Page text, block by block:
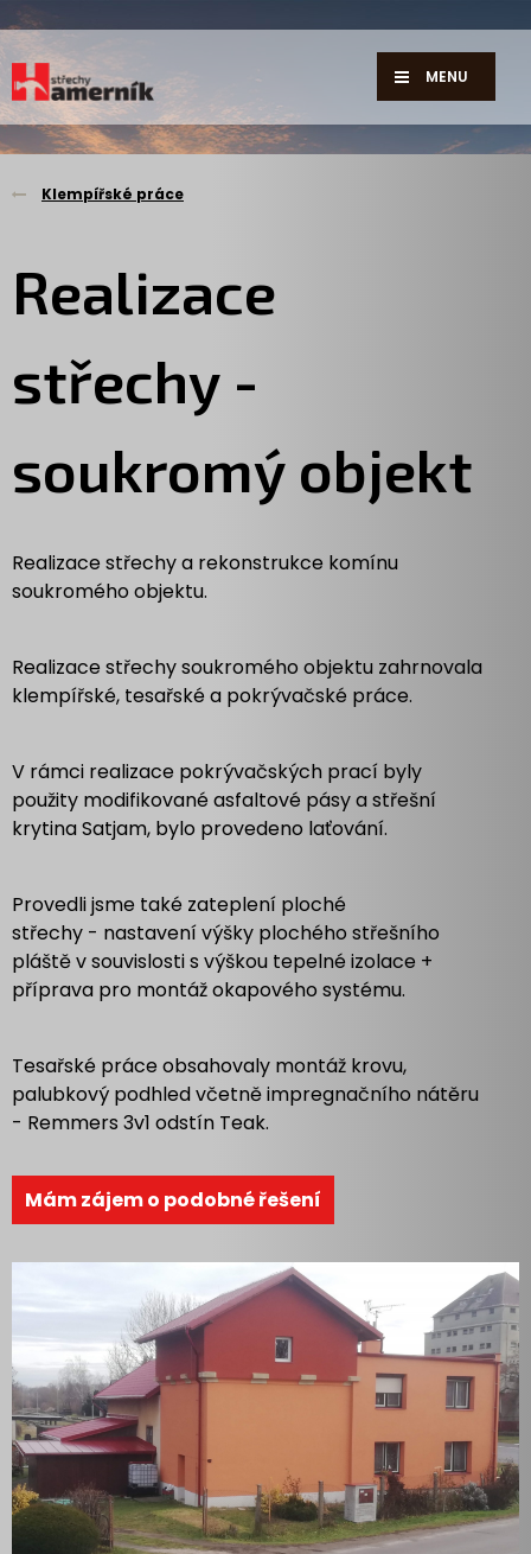
MENU
Klempířské práce
Realizace
střechy -
soukromý objekt
Realizace střechy a rekonstrukce komínu
soukromého objektu.
Realizace střechy soukromého objektu zahrnovala
klempířské, tesařské a pokrývačské práce.
V rámci realizace pokrývačských prací byly
použity modifikované asfaltové pásy a střešní
krytina Satjam, bylo provedeno laťování.
Provedli jsme také zateplení ploché
střechy - nastavení výšky plochého střešního
pláště v souvislosti s výškou tepelné izolace +
příprava pro montáž okapového systému.
Tesařské práce obsahovaly montáž krovu,
palubkový podhled včetně impregnačního nátěru
- Remmers 3v1 odstín Teak.
Mám zájem o podobné řešení